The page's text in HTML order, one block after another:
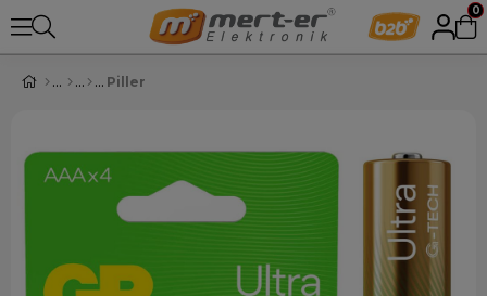
0
Piller